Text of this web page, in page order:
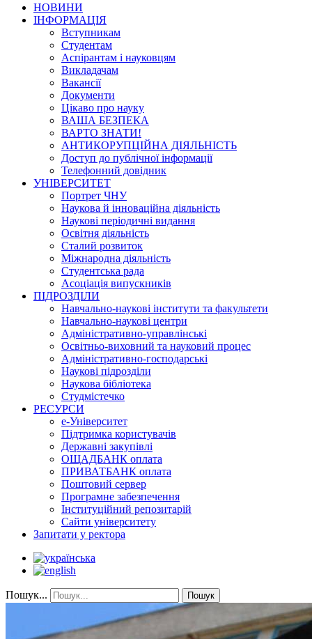
НОВИНИ
ІНФОРМАЦІЯ
Вступникам
Студентам
Аспірантам і науковцям
Викладачам
Вакансії
Документи
Цікаво про науку
ВАША БЕЗПЕКА
ВАРТО ЗНАТИ!
АНТИКОРУПЦІЙНА ДІЯЛЬНІСТЬ
Доступ до публічної інформації
Телефонний довідник
УНІВЕРСИТЕТ
Портрет ЧНУ
Наукова й інноваційна діяльність
Наукові періодичні видання
Освітня діяльність
Сталий розвиток
Міжнародна діяльність
Студентська рада
Асоціація випускників
ПІДРОЗДІЛИ
Навчально-наукові інститути та факультети
Навчально-наукові центри
Адміністративно-управлінські
Освітньо-виховний та науковий процес
Адміністративно-господарські
Наукові підрозділи
Наукова бібліотека
Студмістечко
РЕСУРСИ
е-Університет
Підтримка користувачів
Державні закупівлі
ОЩАДБАНК оплата
ПРИВАТБАНК оплата
Поштовий сервер
Програмне забезпечення
Інституційний репозитарій
Сайти університету
Запитати у ректора
Пошук... Пошук